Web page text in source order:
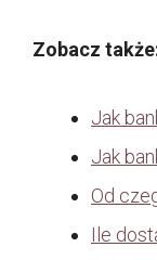
Zobacz
Jak
Jak
Od
Ile